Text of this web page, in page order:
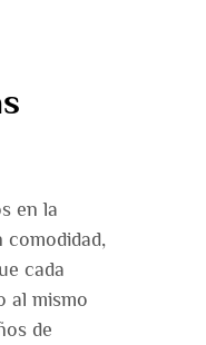
en la
comodidad,
cada
al mismo
de